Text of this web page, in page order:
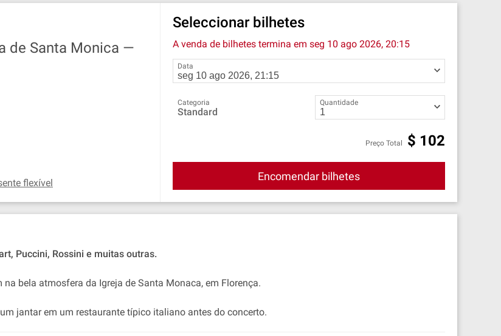
de Santa Monica —
flexível
Seleccionar bilhetes
A venda de bilhetes termina emseg 10 ago 2026, 20:15
Data
Categoria
Standard
Quantidade
Preço Total $ 102
Encomendar bilhetes
Puccini, Rossini e muitas outras.
bela atmosfera da Igreja de Santa Monaca, em Florença.
jantar em um restaurante típico italiano antes do concerto.